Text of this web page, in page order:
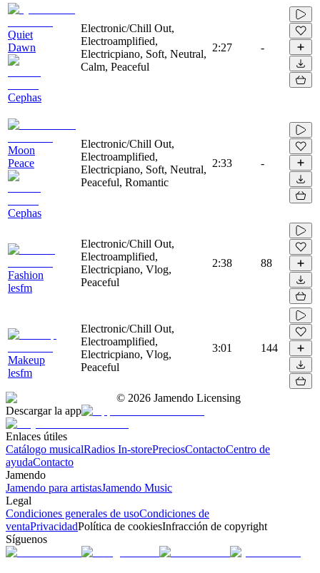
Quiet
Dawn
Cephas
Electronic/Chill Out,
Electroamplified,
Electricpiano, Soft, Neutral,
Calm, Peaceful
2:27 -
Moon
Peace
Cephas
Electronic/Chill Out,
Electroamplified,
Electricpiano, Soft, Neutral,
Peaceful, Romantic
2:33 -
Fashion
lesfm
Electronic/Chill Out,
Electroamplified,
Electricpiano, Vlog,
Peaceful
2:38 88
Makeup
lesfm
Electronic/Chill Out,
Electroamplified,
Electricpiano, Vlog,
Peaceful
3:01 144
© 2026 Jamendo Licensing
Descargar la app
Enlaces útiles
Catálogo musicalRadios In-storePreciosContactoCentro de
ayudaContacto
Jamendo
Jamendo para artistasJamendo Music
Legal
Condiciones generales de usoCondiciones de
ventaPrivacidadPolítica de cookiesInfracción de copyright
Síguenos